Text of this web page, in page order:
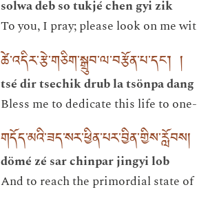
solwa deb so tukjé chen gyi zik
To you, I pray; please look on me
ཚེ་འདིར་རྩེ་གཅིག་སྒྲུབ་ལ་བརྩོན་པ་དང༌། །
tsé dir tsechik drub la tsönpa dang
Bless me to dedicate this life to
dömé zé sar chinpar jingyi lob
And to reach the primordial state